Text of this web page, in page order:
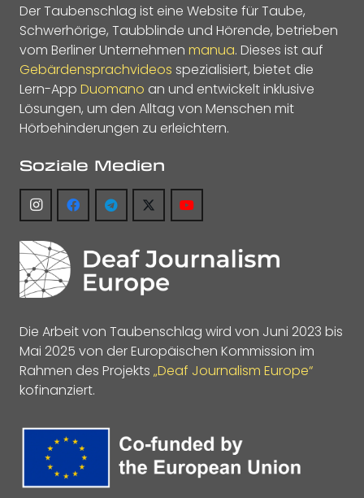
Der Taubenschlag ist eine Website für Taube,
Schwerhörige, Taubblinde und Hörende, betrieben
vom Berliner Unternehmen manua. Dieses ist auf
Gebärdensprachvideos spezialisiert, bietet die
Lern-App Duomano an und entwickelt inklusive
Lösungen, um den Alltag von Menschen mit
Hörbehinderungen zu erleichtern.
Soziale Medien
Die Arbeit von Taubenschlag wird von Juni 2023 bis
Mai 2025 von der Europäischen Kommission im
Rahmen des Projekts „Deaf Journalism Europe“
kofinanziert.